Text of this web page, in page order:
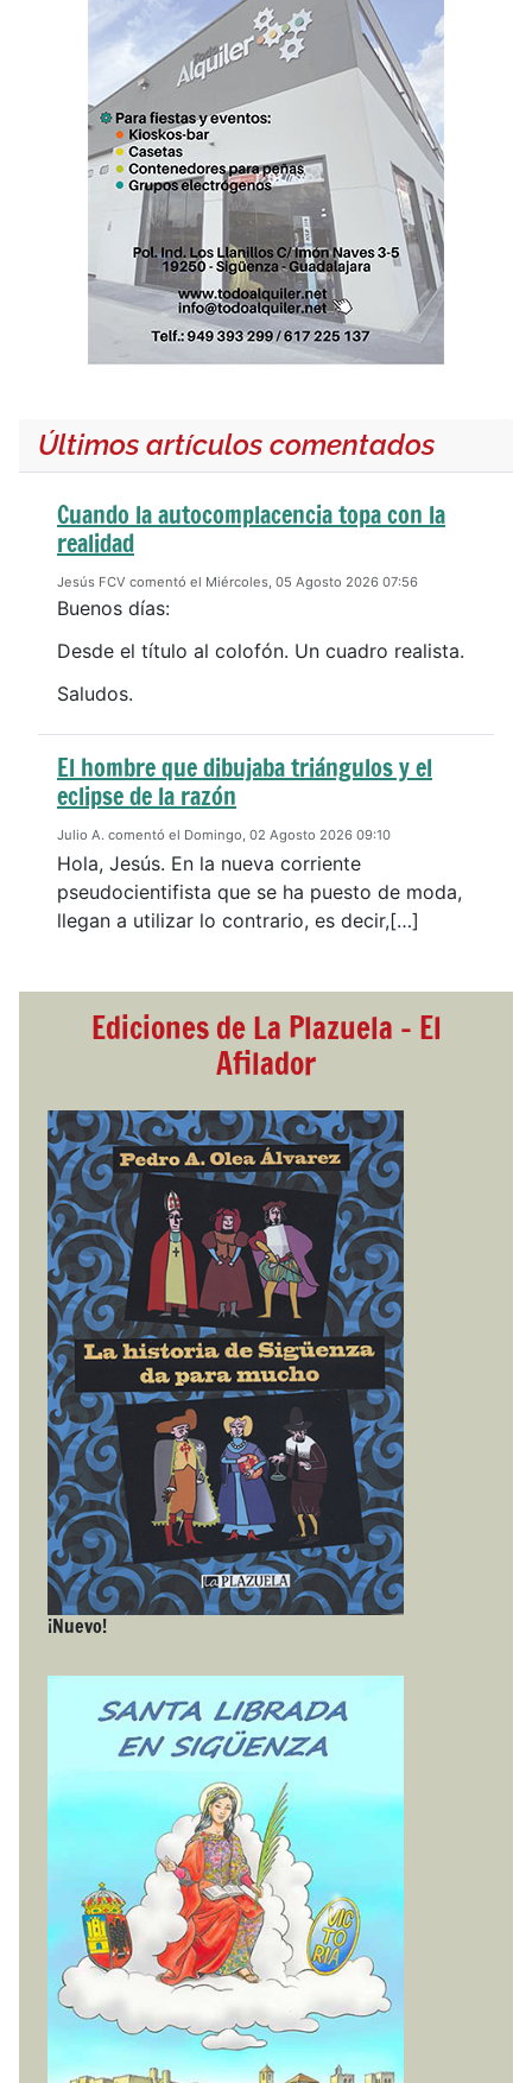
Últimos artículos comentados
Cuando la autocomplacencia topa con la
realidad
Jesús FCV comentó el Miércoles, 05 Agosto 2026 07:56
Buenos días:
Desde el título al colofón. Un cuadro realista.
Saludos.
El hombre que dibujaba triángulos y el
eclipse de la razón
Julio A. comentó el Domingo, 02 Agosto 2026 09:10
Hola, Jesús. En la nueva corriente
pseudocientifista que se ha puesto de moda,
llegan a utilizar lo contrario, es decir,[…]
Ediciones de La Plazuela - El
Afilador
¡Nuevo!